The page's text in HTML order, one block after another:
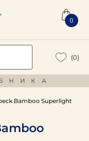
0
(0)
Bamboo Superlight